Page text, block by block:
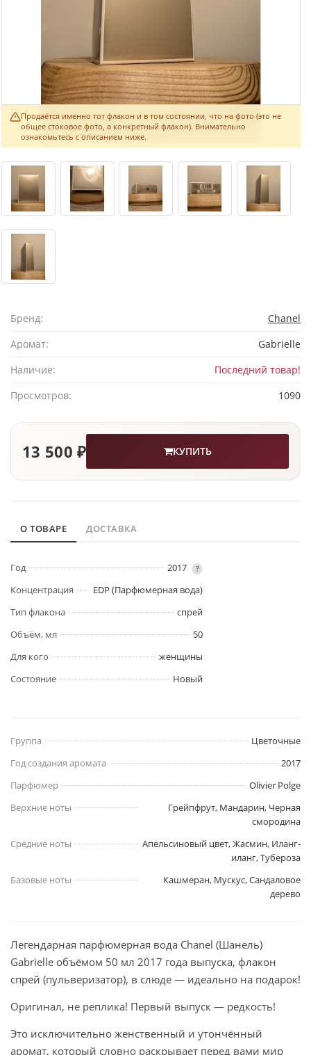
Продаётся именно тот флакон и в том состоянии, что на фото (это не
общее стоковое фото, а конкретный флакон). Внимательно
ознакомьтесь с описанием ниже.
Бренд:
Chanel
Аромат:
Gabrielle
Наличие:
Последний товар!
Просмотров:
1090
13 500 ₽ КУПИТЬ
О ТОВАРЕ ДОСТАВКА
Год 2017 ?
Концентрация
EDP (Парфюмерная вода)
Тип флакона
спрей
Объём, мл
50
Для кого
женщины
Состояние
Новый
Группа
Цветочные
Год создания аромата
2017
Парфюмер
Olivier Polge
Верхние ноты
Грейпфрут, Мандарин, Черная
смородина
Средние ноты
Апельсиновый цвет, Жасмин, Иланг-
иланг, Тубероза
Базовые ноты
Кашмеран, Мускус, Сандаловое
дерево
Легендарная парфюмерная вода Chanel (Шанель)
Gabrielle объёмом 50 мл 2017 года выпуска, флакон
спрей (пульверизатор), в слюде — идеально на подарок!
Оригинал, не реплика! Первый выпуск — редкость!
Это исключительно женственный и утончённый
аромат, который словно раскрывает перед вами мир